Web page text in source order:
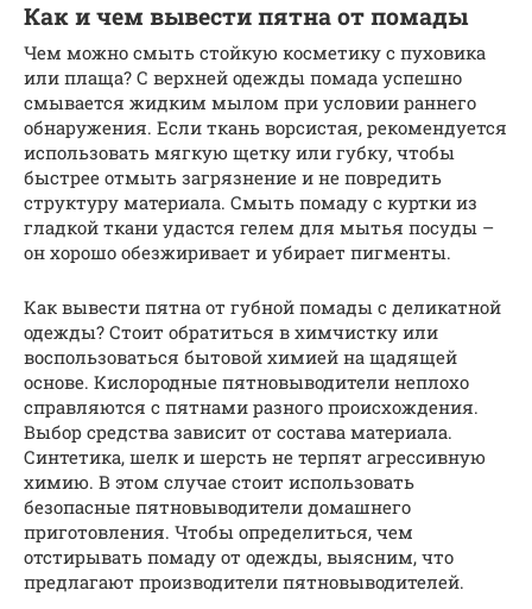
Как и чем вывести пятна от помады
Чем можно смыть стойкую косметику с пуховика
или плаща? С верхней одежды помада успешно
смывается жидким мылом при условии раннего
обнаружения. Если ткань ворсистая, рекомендуется
использовать мягкую щетку или губку, чтобы
быстрее отмыть загрязнение и не повредить
структуру материала. Смыть помаду с куртки из
гладкой ткани удастся гелем для мытья посуды –
он хорошо обезжиривает и убирает пигменты.
Как вывести пятна от губной помады с деликатной
одежды? Стоит обратиться в химчистку или
воспользоваться бытовой химией на щадящей
основе. Кислородные пятновыводители неплохо
справляются с пятнами разного происхождения.
Выбор средства зависит от состава материала.
Синтетика, шелк и шерсть не терпят агрессивную
химию. В этом случае стоит использовать
безопасные пятновыводители домашнего
приготовления. Чтобы определиться, чем
отстирывать помаду от одежды, выясним, что
предлагают производители пятновыводителей.